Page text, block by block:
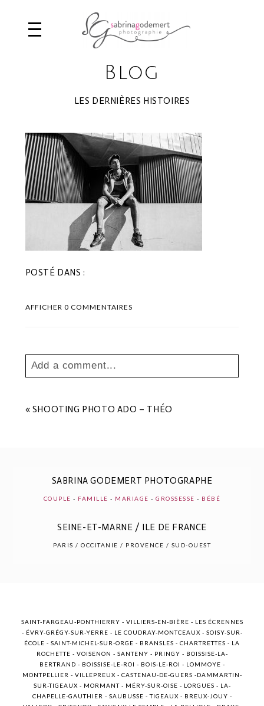
Blog
LES DERNIÈRES HISTOIRES
POSTÉ DANS :
AFFICHER0 COMMENTAIRES
Add a comment...
Les champs marqués sont requis *
POST COMMENT
« SHOOTING PHOTO ADO – THÉO
SABRINA GODEMERT PHOTOGRAPHE
COUPLE - FAMILLE - MARIAGE -GROSSESSE - BÉBÉ
SEINE-ET-MARNE / ILE DE FRANCE
PARIS / OCCITANIE / PROVENCE / SUD-OUEST
SAINT-FARGEAU-PONTHIERRY - VILLIERS-EN-BIÈRE - LES ÉCRENNES
- ÉVRY-GRÉGY-SUR-YERRE - LE COUDRAY-MONTCEAUX - SOISY-SUR-
ÉCOLE - SAINT-MICHEL-SUR-ORGE - BRANSLES - CHARTRETTES - LA
ROCHETTE - VOISENON - SANTENY - PRINGY - BOISSISE-LA-
BERTRAND - BOISSISE-LE-ROI - BOIS-LE-ROI - LOMMOYE -
MONTPELLIER - VILLEPREUX - CASTENAU-DE-GUERS -DAMMARTIN-
SUR-TIGEAUX - MORMANT - MÉRY-SUR-OISE - LORGUES - LA-
CHAPELLE-GAUTHIER - SAUBUSSE - TIGEAUX - BREUX-JOUY -